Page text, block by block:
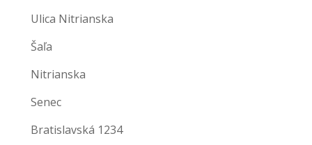
Ulica Nitrianska
Šaľa
Nitrianska
Senec
Bratislavská 1234